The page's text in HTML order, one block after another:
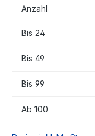
Anzahl
Bis 24
Bis 49
Bis 99
Ab 100